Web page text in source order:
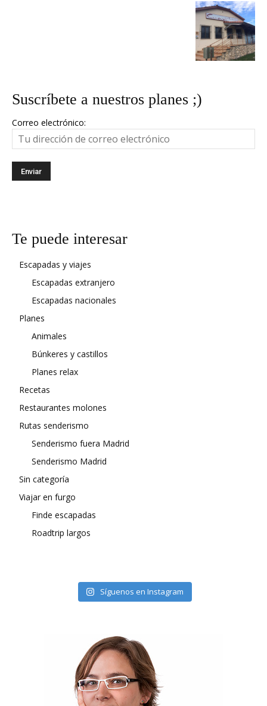
Suscríbete a nuestros planes ;)
Correo electrónico:
Te puede interesar
Escapadas y viajes
Escapadas extranjero
Escapadas nacionales
Planes
Animales
Búnkeres y castillos
Planes relax
Recetas
Restaurantes molones
Rutas senderismo
Senderismo fuera Madrid
Senderismo Madrid
Sin categoría
Viajar en furgo
Finde escapadas
Roadtrip largos
Síguenos en Instagram